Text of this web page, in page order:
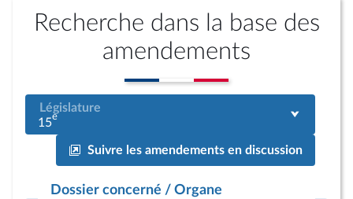
Recherche dans la base des
amendements
Législature
15e
Suivre les amendements en discussion
Dossier concerné / Organe